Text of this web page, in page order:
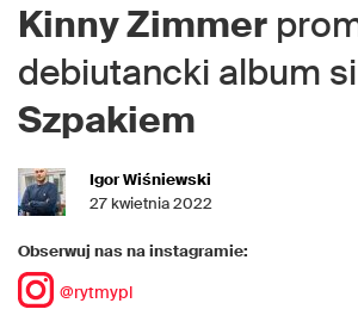
Kinny Zimmer
debiutancki album
Szpakiem
Igor Wiśniewski
27 kwietnia 2022
Obserwuj nas na instagramie:
@rytmypl